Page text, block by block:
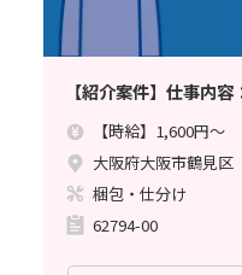
【紹介案件】仕事内
【時給】1,600円～
大阪府大阪市鶴見区
梱包・仕分け
62794-00